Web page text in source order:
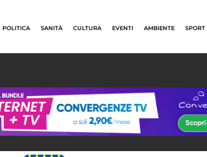
POLITICA SANITÀ CULTURA EVENTI AMBIENTE SPORT